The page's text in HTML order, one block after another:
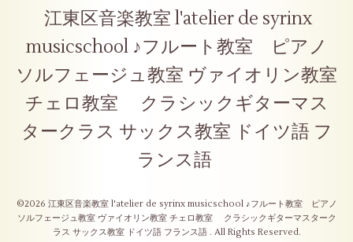
江東区音楽教室 l'atelier de syrinx
musicschool ♪フルート教室 ピアノ
ソルフェージュ教室 ヴァイオリン教室
チェロ教室 クラシックギターマス
タークラス サックス教室 ドイツ語 フ
ランス語
©2026 江東区音楽教室 l'atelier de syrinx musicschool ♪フルート教室 ピアノ
ソルフェージュ教室 ヴァイオリン教室 チェロ教室 クラシックギターマスターク
ラス サックス教室 ドイツ語 フランス語 . All Rights Reserved.